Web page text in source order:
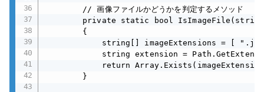
        // 画像ファイルかどうかを判定するメソッド
private static bool
        {
string[] imageExtensions = [
string extension =
return
        }